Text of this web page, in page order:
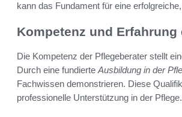
kann das Fundament für eine
Kompetenz und Erfahrung
Die Kompetenz der Pflegeberater stellt
Durch eine fundierte Ausbildung in der
Fachwissen demonstrieren. Diese
professionelle Unterstützung in der Pflege.